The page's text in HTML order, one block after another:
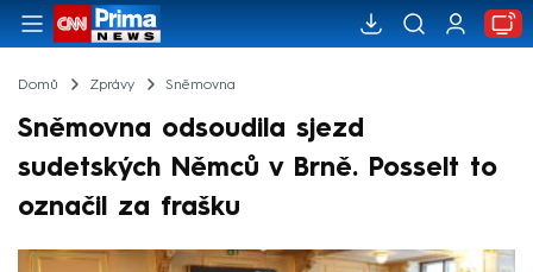
Domů Zprávy Sněmovna
Sněmovna odsoudila sjezd
sudetských Němců v Brně. Posselt to
označil za frašku